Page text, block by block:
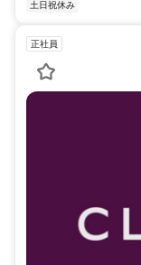
土日祝休み
正社員